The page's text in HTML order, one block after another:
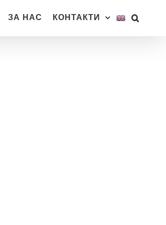
ЗА НАС КОНТАКТИ